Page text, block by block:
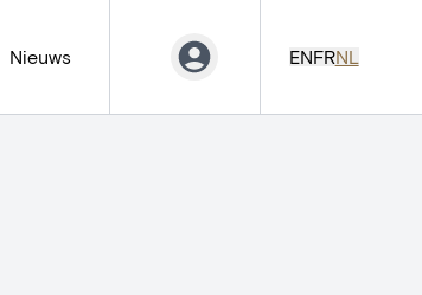
Nieuws ENFRNL